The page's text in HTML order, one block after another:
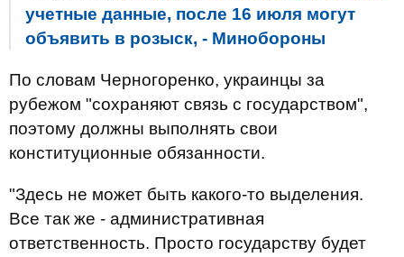
учетные данные, после 16 июля могут
объявить в розыск, - Минобороны
По словам Черногоренко, украинцы за
рубежом "сохраняют связь с государством",
поэтому должны выполнять свои
конституционные обязанности.
"Здесь не может быть какого-то выделения.
Все так же - административная
ответственность. Просто государству будет